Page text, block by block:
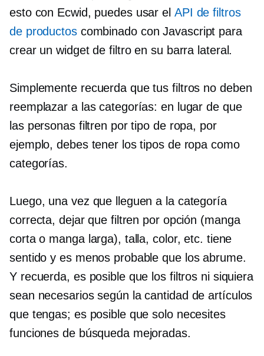
esto con Ecwid, puedes usar el API de filtros
de productoscombinado con Javascript para
crear un widget de filtro en su barra lateral.
Simplemente recuerda que tus filtros no deben
reemplazar a las categorías: en lugar de que
las personas filtren por tipo de ropa, por
ejemplo, debes tener los tipos de ropa como
categorías.
Luego, una vez que lleguen a la categoría
correcta, dejar que filtren por opción (manga
corta o manga larga), talla, color, etc. tiene
sentido y es menos probable que los abrume.
Y recuerda, es posible que los filtros ni siquiera
sean necesarios según la cantidad de artículos
que tengas; es posible que solo necesites
funciones de búsqueda mejoradas.